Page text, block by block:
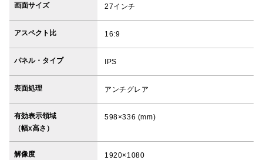
画面サイズ 27インチ
アスペクト比 16:9
パネル・タイプ IPS
表面処理 アンチグレア
有効表示領域
（幅x高さ）
598×336 (mm)
解像度 1920×1080